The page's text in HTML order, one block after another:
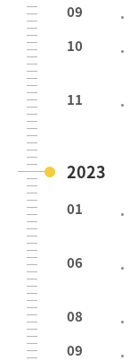
09
10
11
2023
01
06
08
09